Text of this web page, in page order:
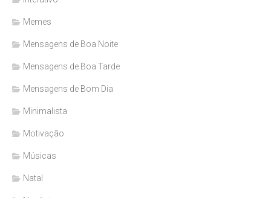
Memes
Mensagens de Boa Noite
Mensagens de Boa Tarde
Mensagens de Bom Dia
Minimalista
Motivação
Músicas
Natal